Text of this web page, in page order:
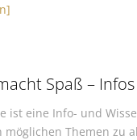
Spaß –
ist eine Info- und
möglichen Themen zu